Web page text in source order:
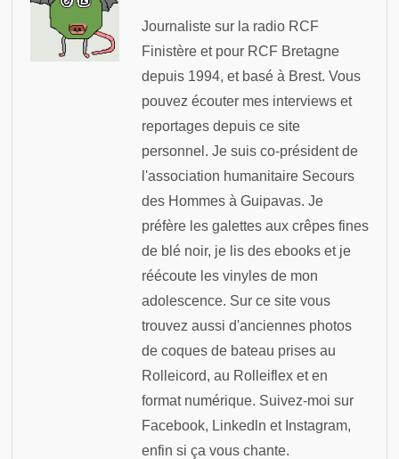
Journaliste sur la radio RCF
Finistère et pour RCF Bretagne
depuis 1994, et basé à Brest. Vous
pouvez écouter mes interviews et
reportages depuis ce site
personnel. Je suis co-président de
l'association humanitaire Secours
des Hommes à Guipavas. Je
préfère les galettes aux crêpes fines
de blé noir, je lis des ebooks et je
réécoute les vinyles de mon
adolescence. Sur ce site vous
trouvez aussi d'anciennes photos
de coques de bateau prises au
Rolleicord, au Rolleiflex et en
format numérique. Suivez-moi sur
Facebook, Linkedln et Instagram,
enfin si ça vous chante.